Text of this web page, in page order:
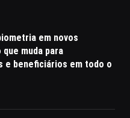
em novos
muda para
e beneficiários em todo o